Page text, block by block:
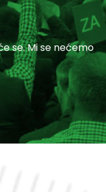
se. Mi se nećemo